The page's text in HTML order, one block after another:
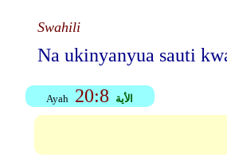
Swahili
Na ukinyanyua sauti
Ayah 20:8 الأية